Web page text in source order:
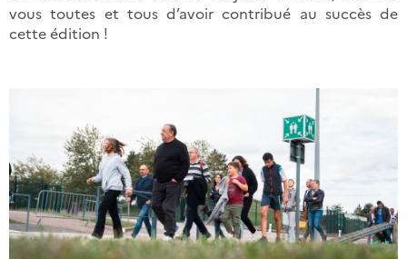
vous toutes et tous d’avoir contribué au succès de
cette édition !